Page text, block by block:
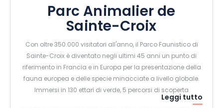
Parc Animalier de
Sainte-Croix
Con oltre 350.000 visitatori all'anno, il Parco Faunistico di
Sainte-Croix è diventato negli ultimi 45 anni un punto di
riferimento in Francia e in Europa per la presentazione della
fauna europea e delle specie minacciate a livello globale.
Immersi in 130 ettari di verde, 5 percorsi di scoperta
permettono di incontrare oltre 1.500 animali di 130 specie
Leggi tutto